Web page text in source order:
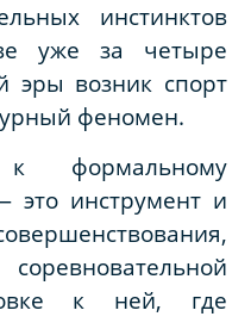
инстинктов
уже за четыре
эры возник спорт
феномен.
формальному
это инструмент и
к ней, где